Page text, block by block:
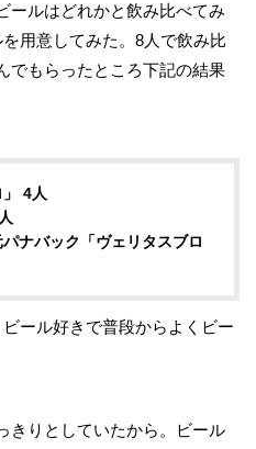
ルはどれかと飲み比べてみ
用意してみた。8人で飲み比
でもらったところ下記の結果
4人
ナバック「ヴェリタスブロ
ール好きで普段からよくビー
りとしていたから。ビール